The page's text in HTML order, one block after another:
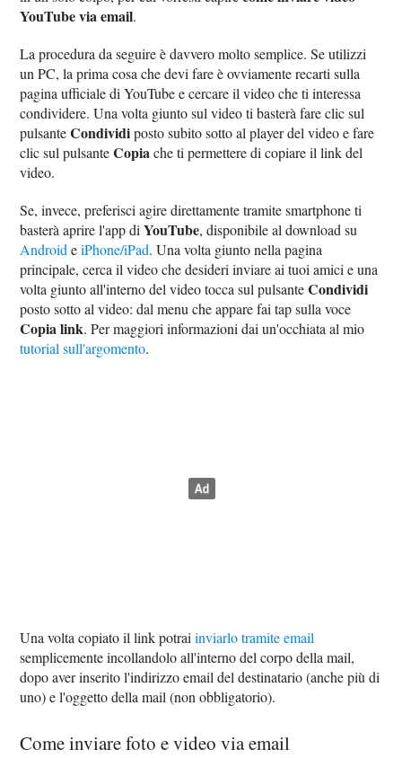
YouTube via email.
La procedura da seguire è davvero molto semplice. Se utilizzi
un PC, la prima cosa che devi fare è ovviamente recarti sulla
pagina ufficiale di YouTube e cercare il video che ti interessa
condividere. Una volta giunto sul video ti basterà fare clic sul
pulsanteCondividiposto subito sotto al player del video e fare
clic sul pulsanteCopiache ti permettere di copiare il link del
video.
Se, invece, preferisci agire direttamente tramite smartphone ti
basterà aprire l'app diYouTube, disponibile al download su
Android eiPhone/iPad. Una volta giunto nella pagina
principale, cerca il video che desideri inviare ai tuoi amici e una
volta giunto all'interno del video tocca sul pulsanteCondividi
posto sotto al video: dal menu che appare fai tap sulla voce
Copia link. Per maggiori informazioni dai un'occhiata al mio
tutorial sull'argomento.
Una volta copiato il link potraiinviarlo tramite email
semplicemente incollandolo all'interno del corpo della mail,
dopo aver inserito l'indirizzo email del destinatario (anche più di
uno) e l'oggetto della mail (non obbligatorio).
Come inviare foto e video via email